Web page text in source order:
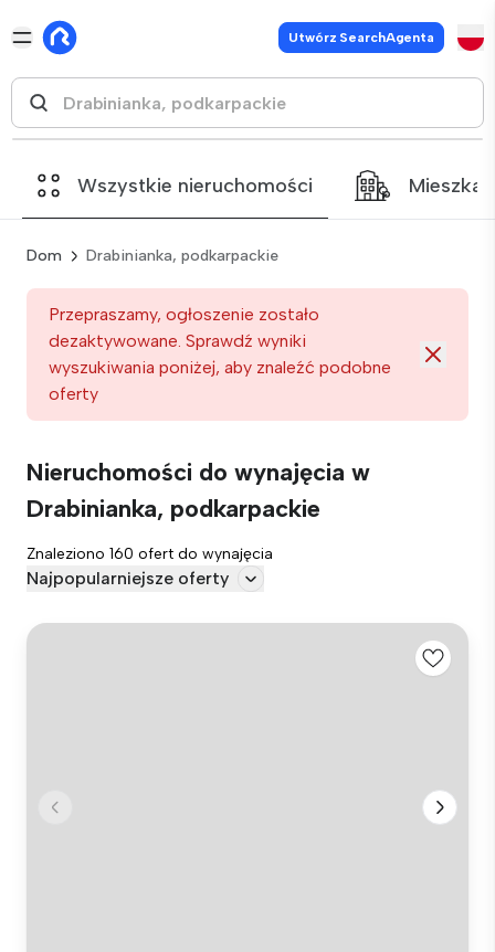
Utwórz SearchAgenta
Wszystkie nieruchomości
Dom Drabinianka, podkarpackie
Przepraszamy, ogłoszenie zostało
dezaktywowane. Sprawdź wyniki
wyszukiwania poniżej, aby znaleźć podobne
oferty
Nieruchomości do wynajęcia w
Drabinianka, podkarpackie
Znaleziono 160 ofert do wynajęcia
Najpopularniejsze oferty